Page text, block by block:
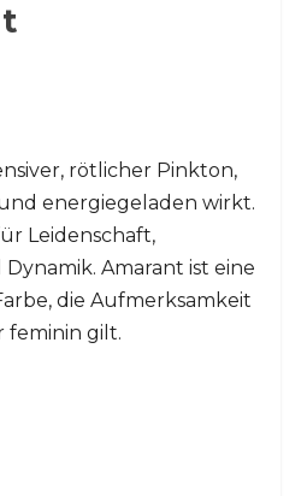
rötlicher Pinkton,
energiegeladen wirkt.
Leidenschaft,
Amarant ist eine
die Aufmerksamkeit
feminin gilt.